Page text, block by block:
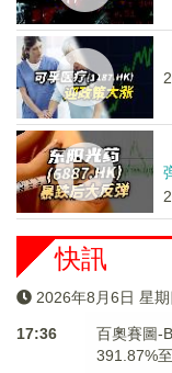
快訊
2026年8月6日 星
17:36
百奧賽圖-
391.87%